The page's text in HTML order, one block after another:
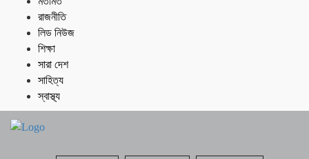
রাজনীতি
লিড নিউজ
শিক্ষা
সারা দেশ
সাহিত্য
স্বাস্থ্য